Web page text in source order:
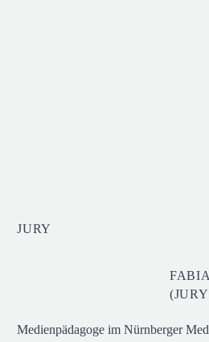
JURY
Medienpädagoge im Nürnberger